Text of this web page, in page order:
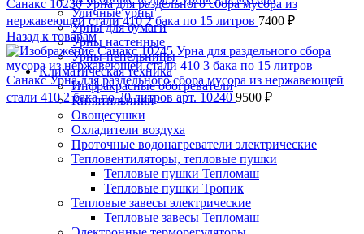
Уличные урны
Урны для бумаги
Урны настенные
Урны-пепельницы
Климатическая техника
Инфракрасные обогреватели
Кипятильники
Овощесушки
Охладители воздуха
Проточные водонагреватели электрические
Тепловентиляторы, тепловые пушки
Тепловые пушки Тепломаш
Тепловые пушки Тропик
Тепловые завесы электрические
Тепловые завесы Тепломаш
Санакс 10230 Урна для раздельного сбора мусора из
нержавеющей стали 410 2 бака по 15 литров 7400 ₽
Назад к товарам
Санакс Урна для раздельного сбора мусора из нержавеющей
стали 410 2 бака по 20 литров арт. 10240 9500 ₽